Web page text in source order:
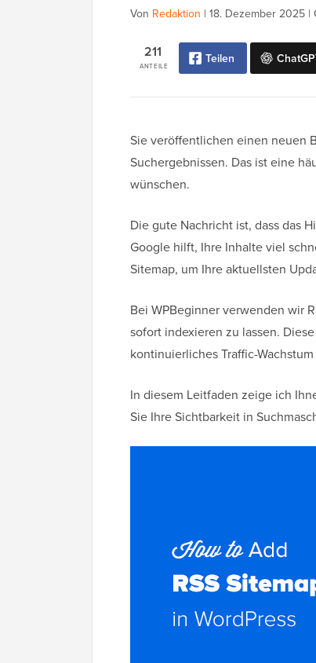
Von Redaktion | 18. Dezember 2025 |
ANTEILE
211 Teilen
Sie veröffentlichen einen neuen
Suchergebnissen. Das ist eine
wünschen.
Die gute Nachricht ist, dass das
Google hilft, Ihre Inhalte viel
Sitemap, um Ihre aktuellsten
Bei WPBeginner verwenden wir
sofort indexieren zu lassen.
kontinuierliches Traffic-
In diesem Leitfaden zeige ich
Sie Ihre Sichtbarkeit in